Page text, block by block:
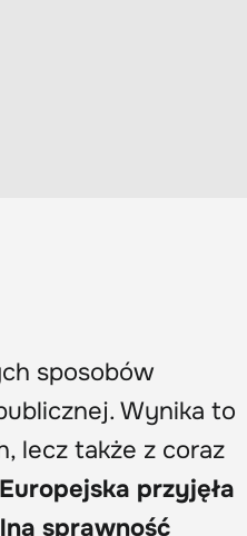
sposobów
Wynika to
lecz także z coraz
przyjęła
sprawność